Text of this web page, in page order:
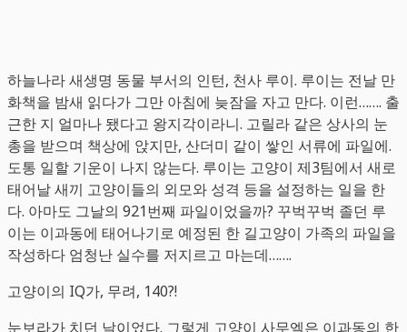
하늘나라 새생명 동물 부서의 인턴, 천사 루이. 루이는 전날 만
화책을 밤새 읽다가 그만 아침에 늦잠을 자고 만다. 이런……. 출
근한 지 얼마나 됐다고 왕지각이라니. 고릴라 같은 상사의 눈
총을 받으며 책상에 앉지만, 산더미 같이 쌓인 서류에 파일에.
도통 일할 기운이 나지 않는다. 루이는 고양이 제3팀에서 새로
태어날 새끼 고양이들의 외모와 성격 등을 설정하는 일을 한
다. 아마도 그날의 921번째 파일이었을까? 꾸벅꾸벅 졸던 루
이는 이과동에 태어나기로 예정된 한 길고양이 가족의 파일을
작성하다 엄청난 실수를 저지르고 마는데…….
고양이의 IQ가, 무려, 140?!
눈보라가 치던 날이었다. 그렇게 고양이 사무엘은 이과동의 한